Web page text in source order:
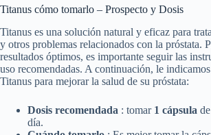
Titanus cómo tomarlo – Prospecto y Dosis
Titanus es una solución natural y eficaz para
y otros problemas relacionados con la próstata.
resultados óptimos, es importante seguir las
uso recomendadas. A continuación, le
Titanus para mejorar la salud de su próstata:
Dosis recomendada : tomar 1 cápsula
día.